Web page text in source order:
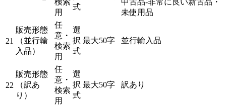
用
式
未使用品
21
販売形態
（並行輸
入品）
任
意・
検索
用
選
択
式
最大50字 並行輸入品
22
販売形態
（訳あ
り）
任
意・
検索
用
選
択
式
最大50字 訳あり